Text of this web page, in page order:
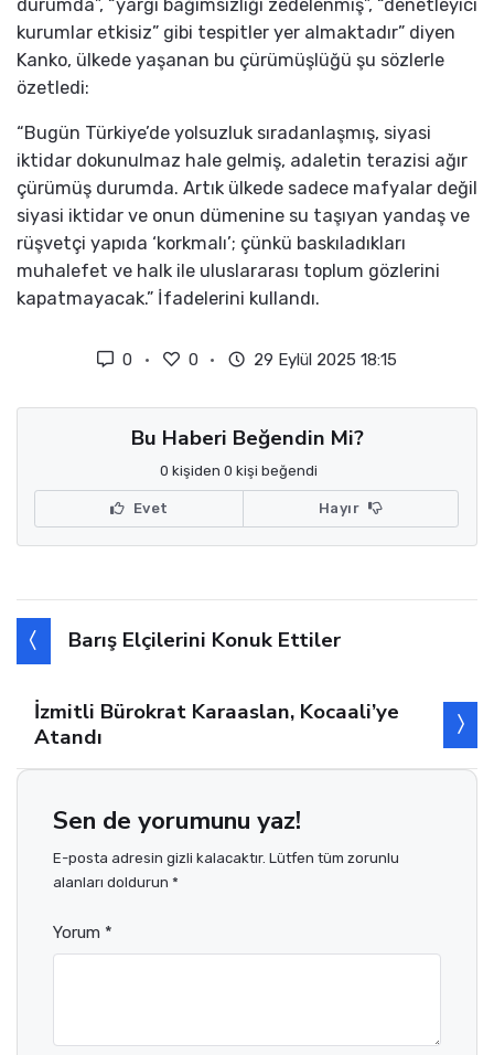
durumda”, “yargı bağımsızlığı zedelenmiş”, “denetleyici
kurumlar etkisiz” gibi tespitler yer almaktadır” diyen
Kanko, ülkede yaşanan bu çürümüşlüğü şu sözlerle
özetledi:
“Bugün Türkiye’de yolsuzluk sıradanlaşmış, siyasi
iktidar dokunulmaz hale gelmiş, adaletin terazisi ağır
çürümüş durumda. Artık ülkede sadece mafyalar değil
siyasi iktidar ve onun dümenine su taşıyan yandaş ve
rüşvetçi yapıda ‘korkmalı’; çünkü baskıladıkları
muhalefet ve halk ile uluslararası toplum gözlerini
kapatmayacak.” İfadelerini kullandı.
0 0 29 Eylül 2025 18:15
Bu Haberi Beğendin Mi?
0 kişiden 0 kişi beğendi
Evet Hayır
Barış Elçilerini Konuk Ettiler
İzmitli Bürokrat Karaaslan, Kocaali’ye
Atandı
Sen de yorumunu yaz!
E-posta adresin gizli kalacaktır. Lütfen tüm zorunlu
alanları doldurun *
Yorum *